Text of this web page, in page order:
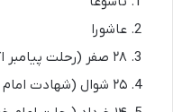
عاشورا
۲۸ صفر (رحلت پیامبر اکرم و شهادت امام حسن مجتبی)
۲۵ شوال (شهادت امام جعفر صادق)